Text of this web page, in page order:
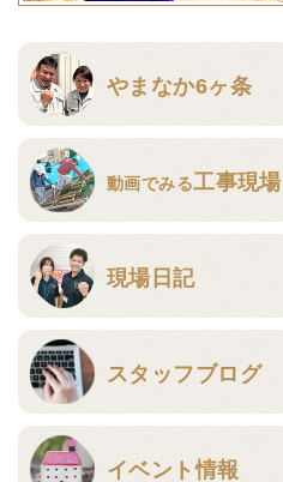
やまなか6ヶ条
動画でみる工事現場
現場日記
スタッフブログ
イベント情報